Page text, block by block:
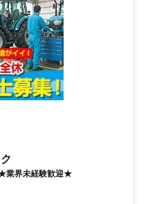
★業界未経験歓迎★